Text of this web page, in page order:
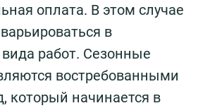
оплата. В этом случае
в
работ. Сезонные
востребованными
который начинается в